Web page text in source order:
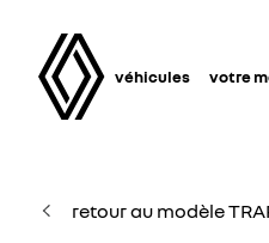
véhicules votre
retour au modèle